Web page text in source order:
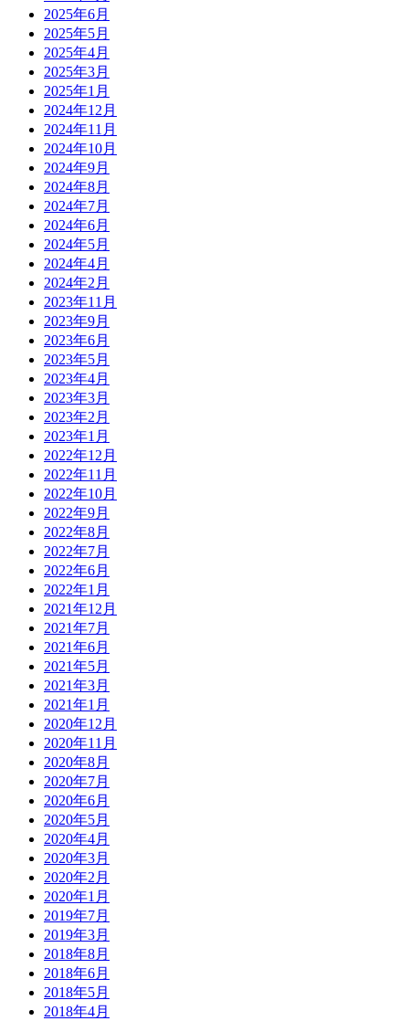
2025年6月
2025年5月
2025年4月
2025年3月
2025年1月
2024年12月
2024年11月
2024年10月
2024年9月
2024年8月
2024年7月
2024年6月
2024年5月
2024年4月
2024年2月
2023年11月
2023年9月
2023年6月
2023年5月
2023年4月
2023年3月
2023年2月
2023年1月
2022年12月
2022年11月
2022年10月
2022年9月
2022年8月
2022年7月
2022年6月
2022年1月
2021年12月
2021年7月
2021年6月
2021年5月
2021年3月
2021年1月
2020年12月
2020年11月
2020年8月
2020年7月
2020年6月
2020年5月
2020年4月
2020年3月
2020年2月
2020年1月
2019年7月
2019年3月
2018年8月
2018年6月
2018年5月
2018年4月